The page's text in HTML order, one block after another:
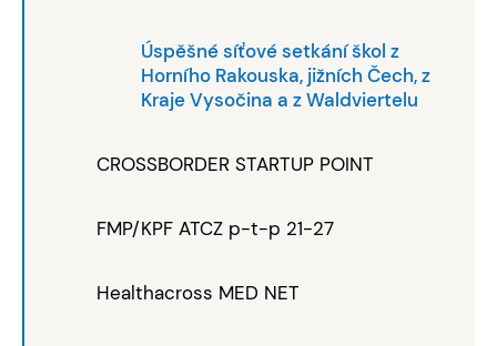
Úspěšné síťové setkání škol z
Horního Rakouska, jižních Čech, z
Kraje Vysočina a z Waldviertelu
CROSSBORDER STARTUP POINT
FMP/KPF ATCZ p-t-p 21-27
Healthacross MED NET